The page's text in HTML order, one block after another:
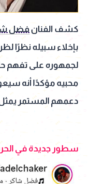
كشف الفنان فضل
بإخلاء سبيله نظرًا
لجمهوره على تفهم
محبيه مؤكدًا أنه
دعمهم المستمر
سطور جديدة في